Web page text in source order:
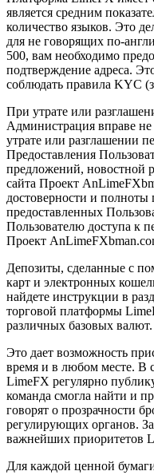
является средним
количество языков. Это
для не говорящих по-
500, вам необходимо
подтверждение адреса.
соблюдать правила KYC
При утрате или
Администрация вправе
утрате или разглашении
Предоставления
предложений, новостной
сайта Проект
достоверности и
предоставленных
Пользователю доступа к
Проект
Депозиты, сделанные с
карт и электронных
найдете инструкции в
торговой платформы
различных базовых валют.
Это дает возможность
время и в любом месте. В
LimeFX регулярно
команда смогла найти и
говорят о прозрачности
регулирующих органов.
важнейших приоритетов
Для каждой ценной